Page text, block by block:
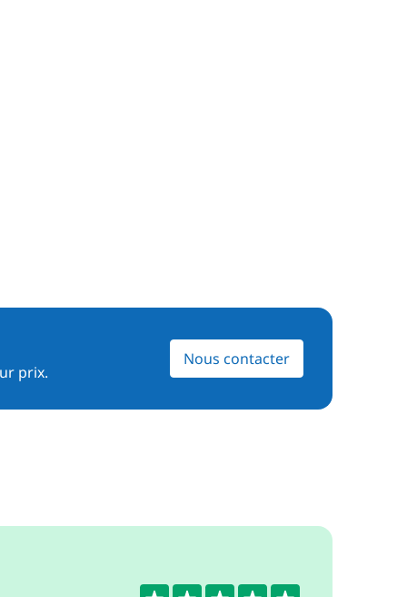
prix.
Nous contacter
5